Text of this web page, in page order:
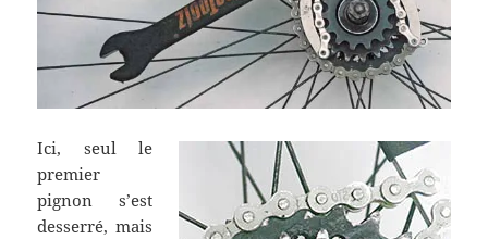
Ici, seul le
premier
pignon s’est
desserré, mais